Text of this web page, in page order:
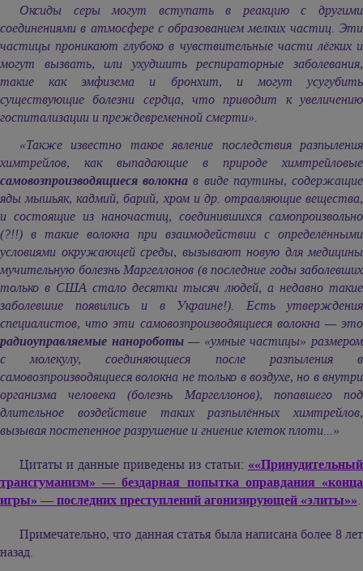
Оксиды серы могут вступать в реакцию с другими
соединениями в атмосфере с образованием мелких частиц. Эти
частицы проникают глубоко в чувствительные части лёгких и
могут вызвать, или ухудшить респираторные заболевания,
такие как эмфизема и бронхит, и могут усугубить
существующие болезни сердца, что приводит к увеличению
госпитализации и преждевременной смерти».
«Также известно такое явление последствия разпыления
химтрейлов, как выпадающие в природе химтрейловые
самовозпроизводящиеся волокна в виде паутины, содержащие
яды мышьяк, кадмий, барий, хром и др. отравляющие вещества,
и состоящие из наночастиц, соединившихся самопроизвольно
(?!!) в такие волокна при взаимодействии с определёнными
условиями окружающей среды, вызывают новую для медицины
мучительную болезнь Маргеллонов (в последние годы заболевших
только в США стало десятки тысяч людей, а недавно такие
заболевшие появились и в Украине!). Есть утверждения
специалистов, что эти самовозпроизводящиеся волокна — это
радиоуправляемые нанороботы— «умные частицы» размером
с молекулу, соединяющиеся после разпыления в
самовозпроизводящиеся волокна не только в воздухе, но в внутри
организма человека (болезнь Маргеллонов), попавшего под
длительное воздействие таких разпылённых химтрейлов,
вызывая постепенное разрушение и гниение клеток плоти...»
Цитаты и данные приведены из статьи: ««Принудительный
трансгуманизм» — бездарная попытка оправдания «конца
игры» — последних преступлений агонизирующей «элиты»».
Примечательно, что данная статья была написана более 8 лет
назад.